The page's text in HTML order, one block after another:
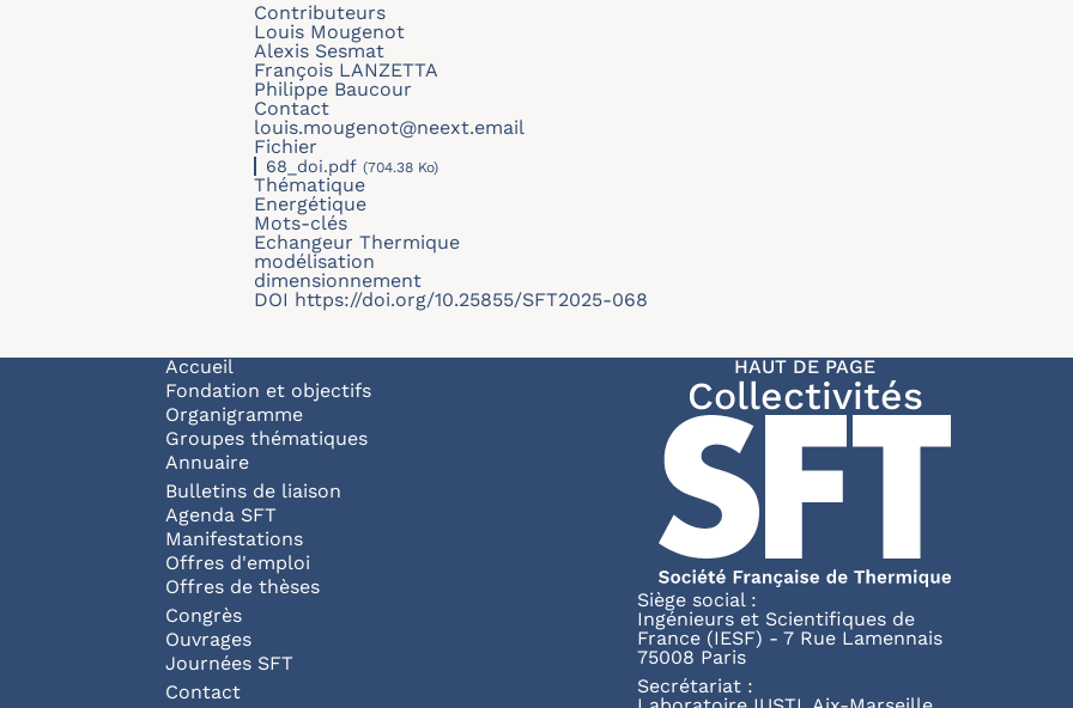
Contributeurs
Louis Mougenot
Alexis Sesmat
François LANZETTA
Philippe Baucour
Contact
louis.mougenot@neext.email
Fichier
68_doi.pdf (704.38 Ko)
Thématique
Energétique
Mots-clés
Echangeur Thermique
modélisation
dimensionnement
DOI https://doi.org/10.25855/SFT2025-068
Navigation principale
Accueil
Fondation et objectifs
Organigramme
Groupes thématiques
Annuaire
Bulletins de liaison
Agenda SFT
Manifestations
Offres d'emploi
Offres de thèses
Congrès
Ouvrages
Journées SFT
Pied de page
Contact
HAUT DE PAGE
Collectivités
Siège social :
Ingénieurs et Scientifiques de
France (IESF) - 7 Rue Lamennais
75008 Paris
Secrétariat :